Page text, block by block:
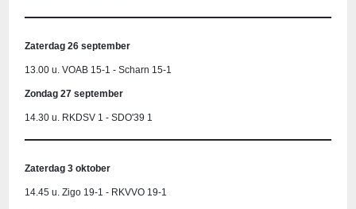
Zaterdag 26 september
13.00 u. VOAB 15-1 - Scharn 15-1
Zondag 27 september
14.30 u. RKDSV 1 - SDO'39 1
Zaterdag 3 oktober
14.45 u. Zigo 19-1 - RKVVO 19-1